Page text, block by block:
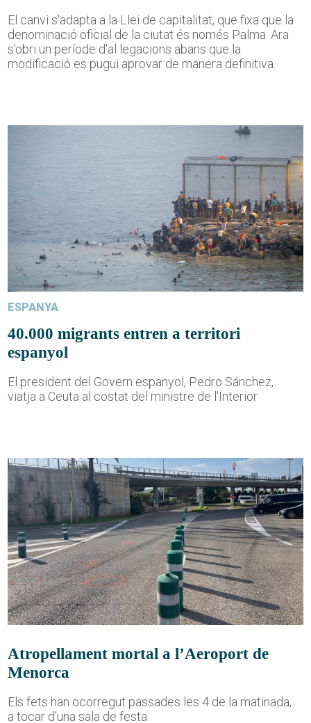
El canvi s'adapta a la Llei de capitalitat, que fixa que la
denominació oficial de la ciutat és només Palma. Ara
s'obri un període d'al·legacions abans que la
modificació es pugui aprovar de manera definitiva.
ESPANYA
40.000 migrants entren a territori
espanyol
El president del Govern espanyol, Pedro Sánchez,
viatja a Ceuta al costat del ministre de l'Interior
Atropellament mortal a l’Aeroport de
Menorca
Els fets han ocorregut passades les 4 de la matinada,
a tocar d'una sala de festa